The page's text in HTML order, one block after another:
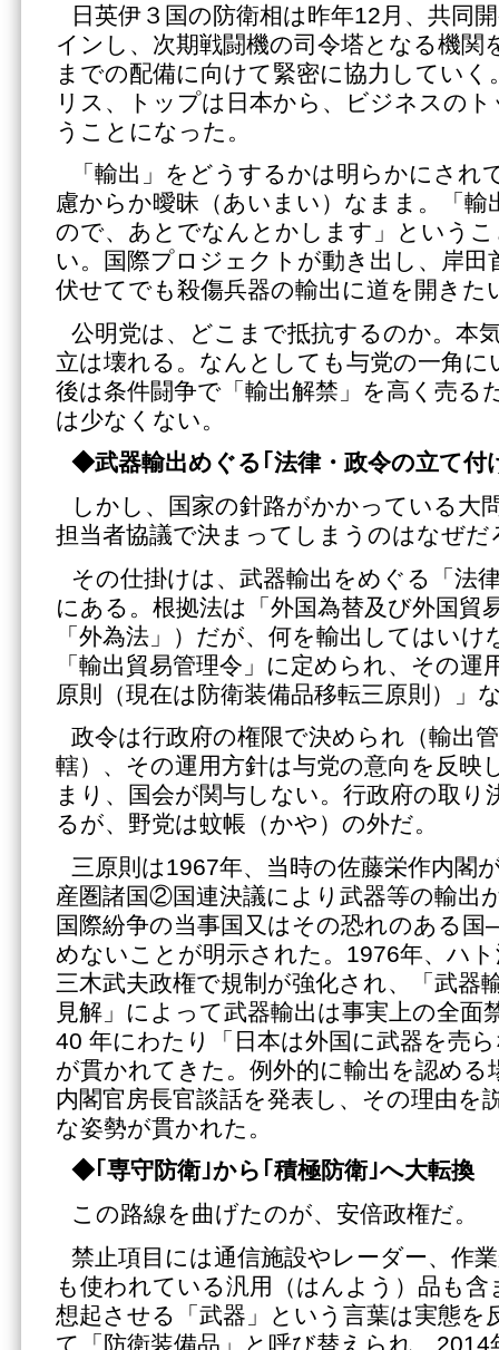
日英伊３国の防衛相は昨年12月、共同
インし、次期戦闘機の司令塔となる機関
までの配備に向けて緊密に協力していく
リス、トップは日本から、ビジネスの
うことになった。
「輸出」をどうするかは明らかにされ
慮からか曖昧（あいまい）なまま。「輸
ので、あとでなんとかします」という
い。国際プロジェクトが動き出し、岸田
伏せてでも殺傷兵器の輸出に道を開きた
公明党は、どこまで抵抗するのか。本
立は壊れる。なんとしても与党の一角に
後は条件闘争で「輸出解禁」を高く売る
は少なくない。
◆武器輸出めぐる｢法律・政令の立て付
しかし、国家の針路がかかっている大
担当者協議で決まってしまうのはなぜだ
その仕掛けは、武器輸出をめぐる「法
にある。根拠法は「外国為替及び外国貿
「外為法」）だが、何を輸出してはい
「輸出貿易管理令」に定められ、その運
原則（現在は防衛装備品移転三原則）」
政令は行政府の権限で決められ（輸出
轄）、その運用方針は与党の意向を反映
まり、国会が関与しない。行政府の取り
るが、野党は蚊帳（かや）の外だ。
三原則は1967年、当時の佐藤栄作内閣
産圏諸国②国連決議により武器等の輸出
国際紛争の当事国又はその恐れのある
めないことが明示された。1976年、ハ
三木武夫政権で規制が強化され、「武器
見解」によって武器輸出は事実上の全面
40 年にわたり「日本は外国に武器を売
が貫かれてきた。例外的に輸出を認める
内閣官房長官談話を発表し、その理由を
な姿勢が貫かれた。
◆｢専守防衛｣から｢積極防衛｣へ大転換
この路線を曲げたのが、安倍政権だ。
禁止項目には通信施設やレーダー、作
も使われている汎用（はんよう）品も
想起させる「武器」という言葉は実態を
て「防衛装備品」と呼び替えられ、2014